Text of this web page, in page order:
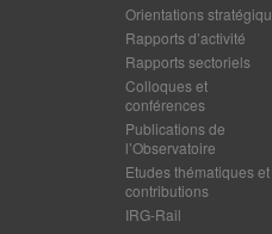
Orientations
Rapports d’activité
Rapports sectoriels
Colloques et
conférences
Publications de
l’Observatoire
Etudes thématiques et
contributions
IRG-Rail